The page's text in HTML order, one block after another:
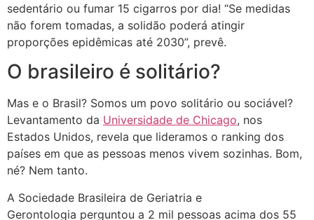
sedentário ou fumar 15 cigarros por dia! “Se medidas
não forem tomadas, a solidão poderá atingir
proporções epidêmicas até 2030”, prevê.
O brasileiro é solitário?
Mas e o Brasil? Somos um povo solitário ou sociável?
Levantamento da Universidade de Chicago, nos
Estados Unidos, revela que lideramos o ranking dos
países em que as pessoas menos vivem sozinhas. Bom,
né? Nem tanto.
A Sociedade Brasileira de Geriatria e
Gerontologia perguntou a 2 mil pessoas acima dos 55